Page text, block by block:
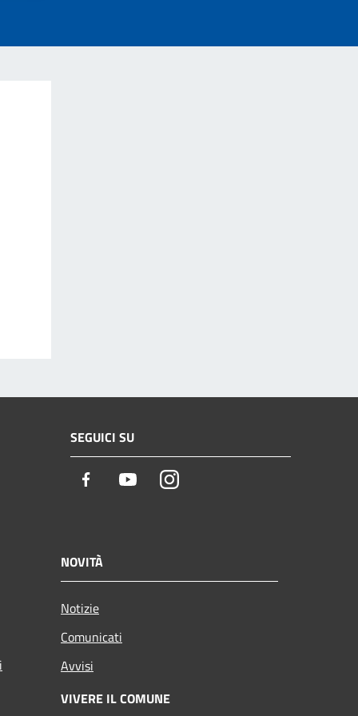
SEGUICI SU
Facebook YoutubeInstagram
NOVITÀ
Notizie
Comunicati
Avvisi
VIVERE IL COMUNE